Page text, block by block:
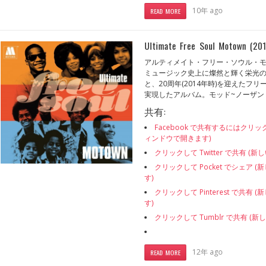
READ MORE 10年 ago
Ultimate Free Soul Motown
アルティメイト・フリー・ソウル・
ミュージック史上に燦然と輝く栄光
と、20周年(2014年時)を迎えたフリ
実現したアルバム。モッド~ノーザ
共有:
Facebook で共有するにはクリッ
ィンドウで開きます)
クリックして Twitter で共有 (新
クリックして Pocket でシェア (
す)
クリックして Pinterest で共有 (
す)
クリックして Tumblr で共有 (新
READ MORE 12年 ago